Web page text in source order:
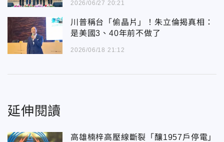
2026/06/27 20:21
川普稱台「偷晶片」！朱立倫揭真相：
是美國3、40年前不做了
2026/06/18 21:12
延伸閱讀
高雄楠梓高壓線斷裂「釀1957戶停電」